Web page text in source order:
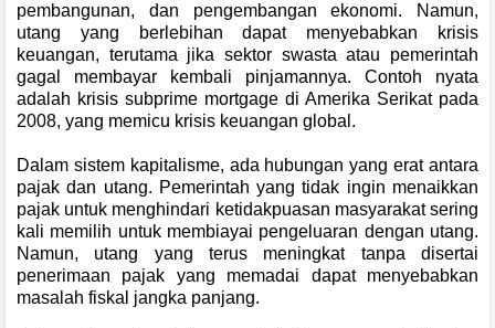
pembangunan, dan pengembangan ekonomi. Namun,
utang yang berlebihan dapat menyebabkan krisis
keuangan, terutama jika sektor swasta atau pemerintah
gagal membayar kembali pinjamannya. Contoh nyata
adalah krisis subprime mortgage di Amerika Serikat pada
2008, yang memicu krisis keuangan global.
Dalam sistem kapitalisme, ada hubungan yang erat antara
pajak dan utang. Pemerintah yang tidak ingin menaikkan
pajak untuk menghindari ketidakpuasan masyarakat sering
kali memilih untuk membiayai pengeluaran dengan utang.
Namun, utang yang terus meningkat tanpa disertai
penerimaan pajak yang memadai dapat menyebabkan
masalah fiskal jangka panjang.